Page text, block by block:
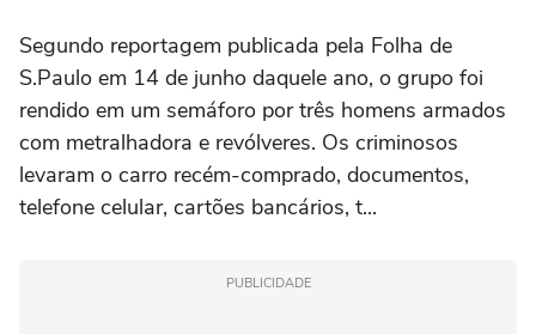
Segundo reportagem publicada pela Folha de
S.Paulo em 14 de junho daquele ano, o grupo foi
rendido em um semáforo por três homens armados
com metralhadora e revólveres. Os criminosos
levaram o carro recém-comprado, documentos,
telefone celular, cartões bancários, t...
PUBLICIDADE